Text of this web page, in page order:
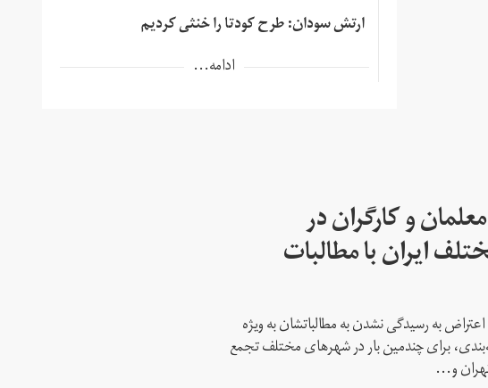
ارتش سودان: طرح کودتا را خنثی کردیم
ادامه...
و کارگران در
ایران با مطالبات
به رسیدگی نشدن به مطالباتشان به ویژه
برای چندمین بار در شهرهای مختلف تجمع
و...